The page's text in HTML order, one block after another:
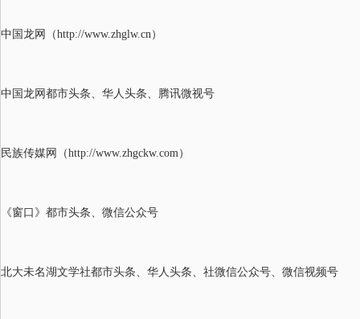
中国龙网（http://www.zhglw.cn）
中国龙网都市头条、华人头条、腾讯微视号
民族传媒网（http://www.zhgckw.com）
《窗口》都市头条、微信公众号
北大未名湖文学社都市头条、华人头条、社微信公众号、微信视频号